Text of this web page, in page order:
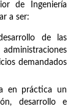
de Ingeniería
a ser:
de las
demandados
en práctica un
desarrollo e